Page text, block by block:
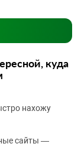
куда
нахожу
сайты —